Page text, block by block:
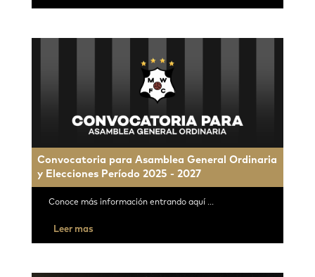
Convocatoria para Asamblea General Ordinaria
y Elecciones Período 2025 - 2027
Conoce más información entrando aquí ...
Leer mas